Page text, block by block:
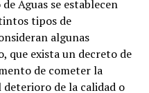
Aguas se establecen
tipos de
algunas
que exista un decreto de
de cometer la
de la calidad o